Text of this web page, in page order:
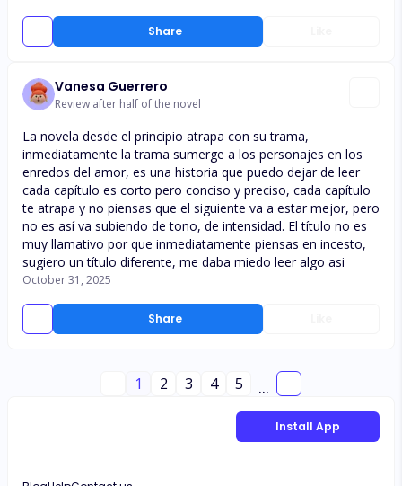
Share
Vanesa Guerrero
Review after half of the novel
Share
La novela desde el principio atrapa con su trama,
inmediatamente la trama sumerge a los personajes en los
enredos del amor, es una historia que puedo dejar de leer
cada capítulo es corto pero conciso y preciso, cada capítulo
te atrapa y no piensas que el siguiente va a estar mejor, pero
no es así va subiendo de tono, de intensidad. El título no es
muy llamativo por que inmediatamente piensas en incesto,
sugiero un título diferente, me daba miedo leer algo asi
October 31, 2025
1 2 3 4 5 ...
Install App